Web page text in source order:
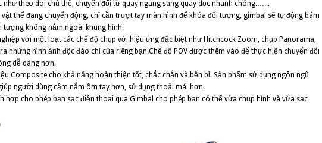
như theo dõi chủ thể, chuyển đổi từ quay ngang sang quay dọc nhanh chóng.…...
thể đang chuyển động, chỉ cần trượt tay màn hình để khóa đối tượng, gimbal sẽ tự động bám
tượng không nằm ngoài khung hình.
với một loạt các chế độ chụp với hiệu ứng đặc biệt như Hitchcock Zoom, chụp Panorama,
những hình ảnh độc đáo chỉ của riêng bạn.Chế độ POV được thêm vào để thực hiện chuyển đổi
dễ dàng hơn.
Composite cho khả năng hoàn thiện tốt, chắc chắn và bền bỉ. Sản phẩm sử dụng ngôn ngũ
người dùng cầm nắm ôm tay hơn, sử dụng thoải mái hơn.
hợp cho phép bạn sạc điện thoại qua Gimbal cho phép bạn có thể vừa chụp hình và vừa sạc